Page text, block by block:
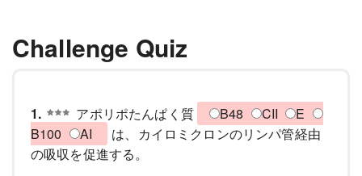
Challenge Quiz
1. アポリポたんぱく質 B48 CII
E
B100
AI
は、カイロミクロンのリンパ管経由
の吸収を促進する。